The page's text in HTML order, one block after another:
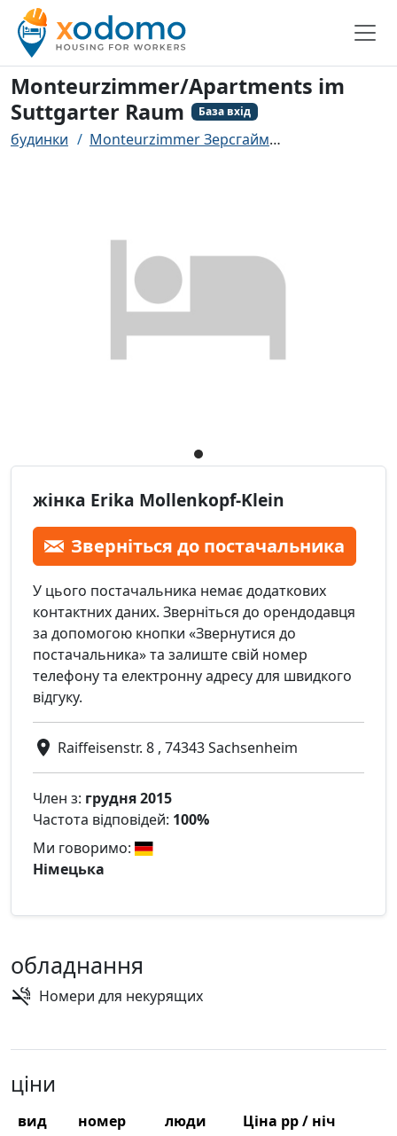
Monteurzimmer/Apartments im
Suttgarter Raum
База вхід
будинки Monteurzimmer Зерсгайм
жінка Erika Mollenkopf-Klein
Зверніться до постачальника
У цього постачальника немає додаткових
контактних даних. Зверніться до орендодавця
за допомогою кнопки «Звернутися до
постачальника» та залиште свій номер
телефону та електронну адресу для швидкого
відгуку.
Raiffeisenstr. 8 , 74343 Sachsenheim
Член з: грудня 2015
Частота відповідей: 100%
Ми говоримо:
Німецька
обладнання
Номери для некурящих
ціни
вид номер люди Ціна pp / ніч